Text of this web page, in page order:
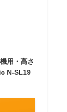
用・高さ
N-SL19